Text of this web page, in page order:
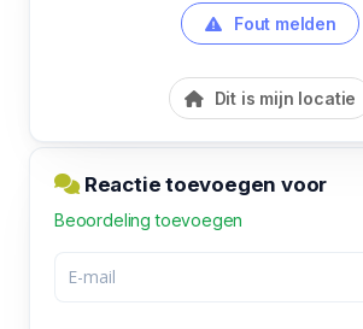
Fout melden
Dit is mijn locatie
Reactie toevoegen voor
Beoordeling toevoegen